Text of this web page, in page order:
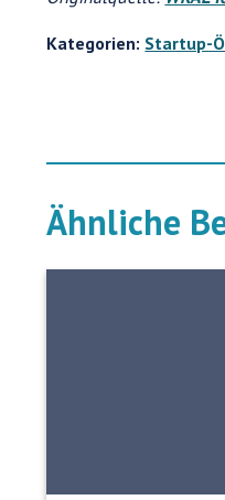
Kategorien: Startup-
Ähnliche